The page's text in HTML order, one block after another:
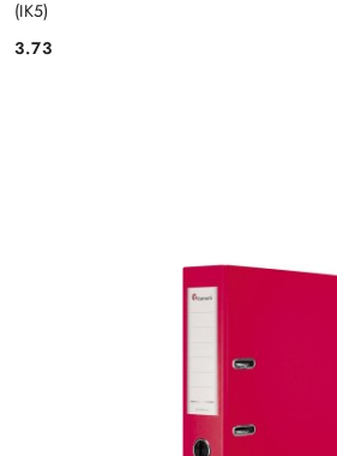
(IK5)
Cena:
3.73